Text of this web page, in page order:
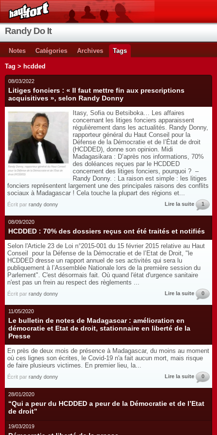
Randy Do It
Notes Catégories Archives Tags
Tag > hcdded
08/03/2022
Litiges fonciers : « Il faut mettre fin aux prescriptions
acquisitives », selon Randy Donny
Itasy, Sofia ou Betsiboka… Les affaires
concernant les litiges fonciers apparaissent
régulièrement dans les actualités. Randy Donny,
rapporteur général du Haut Conseil pour la
Défense de la Démocratie et de l’État de droit
(HCDDED), donne son opinion. Midi
Madagasikara : D’après nos informations, 70%
des doléances reçues par le HCDDED
concernent des litiges fonciers, pourquoi ? –
Randy Donny. : La raison est simple : les litiges
fonciers représentent largement une des principales raisons des conflits
sociaux à Madagascar ! Cela touche la plupart des régions et...
Écrit par randy donny Lire la suite 1
08/09/2020
HCDDED : 70% des dossiers reçus ont été traités et notifiés
Selon l'Article 23 de Loi n°2015-001 du 15 février 2015 relative au Haut
Conseil pour la Défense de la Démocratie et de l’Etat de Droit, "le
HCDDED dresse un rapport annuel de ses activités qui sera lu
publiquement à l’Assemblée Nationale lors de la première session du
Parlement". C'est désormais fait. Où quand l'état d'urgence sanitaire
n'est pas un frein au respect des règlements ...
Écrit par randy donny Lire la suite 0
11/05/2020
Le bulletin de notes de Madagascar : amélioration en
démocratie et Etat de droit, stationnaire en liberté de la
Presse
En près de deux mois de présence à Madagascar, du moins au moment
où ces lignes son écrites, le Covid-19 n'a fait aucun mort, mais risque
de faire plusieurs victimes. En premier lieu, la...
Écrit par randy donny Lire la suite 0
28/01/2020
“Qui a peur du HCDDED a peur de la Démocratie et de l’Etat
de droit”
19/03/2019